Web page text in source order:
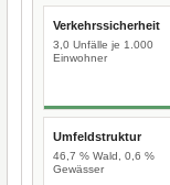
Verkehrssicherheit
3,0 Unfälle je 1.000
Einwohner
Umfeldstruktur
46,7 % Wald, 0,6 %
Gewässer